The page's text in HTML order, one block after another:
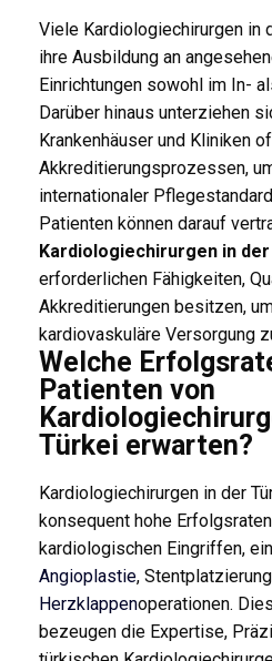
Viele Kardiologiechirurgen in
ihre Ausbildung an
Einrichtungen sowohl im In-
Darüber hinaus unterziehen
Krankenhäuser und Kliniken
Akkreditierungsprozessen,
internationaler
Patienten können darauf
Kardiologiechirurgen in
erforderlichen Fähigkeiten,
Akkreditierungen besitzen,
kardiovaskuläre Versorgung
Welche
Patienten von
Türkei erwarten?
Kardiologiechirurgen in der
konsequent hohe
kardiologischen Eingriffen,
Angioplastie,
Herzklappenoperationen.
bezeugen die Expertise,